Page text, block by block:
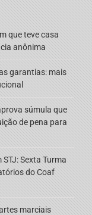
que teve casa
anônima
garantias: mais
súmula que
de pena para
STJ: Sexta Turma
do Coaf
marciais